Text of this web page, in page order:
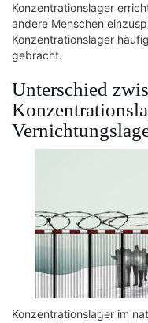
Konzentrationslager
andere Menschen
Konzentrationslager
gebracht.
Unterschied
Konzentrationslager im